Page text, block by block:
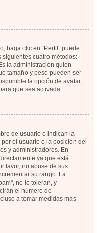
haga clic en “Perfil” puede
cuatro métodos:
la administración quien
tamaño y peso pueden ser
la opción de avatar,
que sea activada.
de usuario e indican la
el usuario o la posición del
y administradores. En
ya que está
favor, no abuse de sus
su rango. La
no lo toleran, y
el número de
a tomar medidas mas